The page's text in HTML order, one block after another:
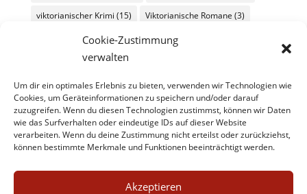
Cookie-Zustimmung
verwalten
Um dir ein optimales Erlebnis zu bieten, verwenden wir Technologien wie
Cookies, um Geräteinformationen zu speichern und/oder darauf
zuzugreifen. Wenn du diesen Technologien zustimmst, können wir Daten
wie das Surfverhalten oder eindeutige IDs auf dieser Website
verarbeiten. Wenn du deine Zustimmung nicht erteilst oder zurückziehst,
können bestimmte Merkmale und Funktionen beeinträchtigt werden.
Akzeptieren
viktorianischer Krimi (15) Viktorianische Romane (3)
viktorianischer Reisebericht(2) viktorianischer Roman
viktorianische Schauergeschichte
viktorianisches Essay(4) viktorianisches Kochbuch(3)
viktorianisches Rezept
(4)
viktorianisches Weihnachtsmärchen(6)
viktorianische Weihnachtserzählung(11)
vor-viktorianische Literatur(4)